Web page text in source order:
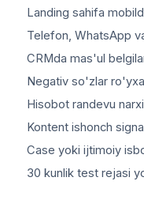
Landing sahifa
Telefon, WhatsApp
CRMda mas'ul
Negativ so'zlar
Hisobot randevu
Kontent ishonch
Case yoki ijtimoiy
30 kunlik test rejasi